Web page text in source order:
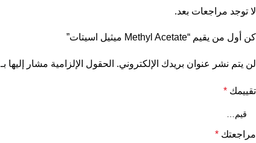
لا توجد مراجعات بعد.
كن أول من يقيم “Methyl Acetate ميثيل اسيتات”
لن يتم نشر عنوان بريدك الإلكتروني. الحقول الإلزامية مشار إليها بـ
تقييمك *
مراجعتك *